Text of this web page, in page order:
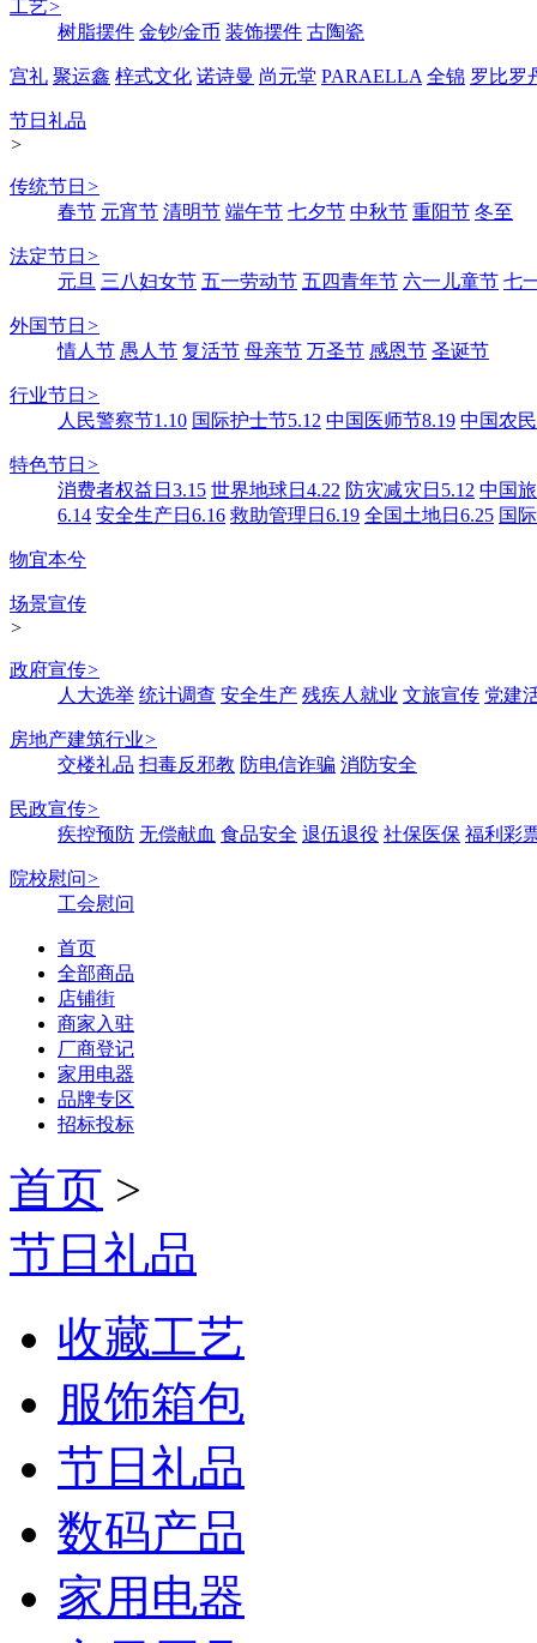
工艺>
树脂摆件 金钞/金币 装饰摆件 古陶瓷
宫礼 聚运鑫 梓式文化 诺诗曼 尚元堂 PARAELLA 全锦 罗比罗
节日礼品
>
传统节日 >
春节 元宵节 清明节 端午节 七夕节 中秋节 重阳节 冬至
法定节日 >
元旦 三八妇女节 五一劳动节 五四青年节 六一儿童节 七
外国节日 >
情人节 愚人节 复活节 母亲节 万圣节 感恩节 圣诞节
行业节日 >
人民警察节1.10 国际护士节5.12 中国医师节8.19 中国农
特色节日 >
消费者权益日3.15 世界地球日4.22 防灾减灾日5.12 中国
6.14 安全生产日6.16 救助管理日6.19 全国土地日6.25 国
物宜本兮
场景宣传
>
政府宣传>
人大选举 统计调查 安全生产 残疾人就业 文旅宣传 党建
房地产建筑行业>
交楼礼品 扫毒反邪教 防电信诈骗 消防安全
民政宣传>
疾控预防 无偿献血 食品安全 退伍退役 社保医保 福利彩
院校慰问>
工会慰问
首页
全部商品
店铺街
商家入驻
厂商登记
家用电器
品牌专区
招标投标
首页 >
节日礼品
收藏工艺
服饰箱包
节日礼品
数码产品
家用电器